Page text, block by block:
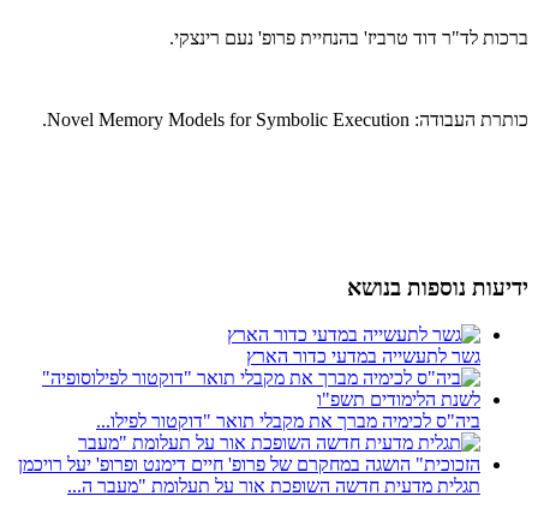
ברכות לד"ר דוד טרביז' בהנחיית פרופ' נעם רינצקי.
כותרת העבודה: Novel Memory Models for Symbolic Execution.
ידיעות נוספות בנושא
גשר לתעשייה במדעי כדור הארץ
ביה"ס לכימיה מברך את מקבלי תואר "דוקטור לפילו...
תגלית מדעית חדשה השופכת אור על תעלומת "מעבר ה...